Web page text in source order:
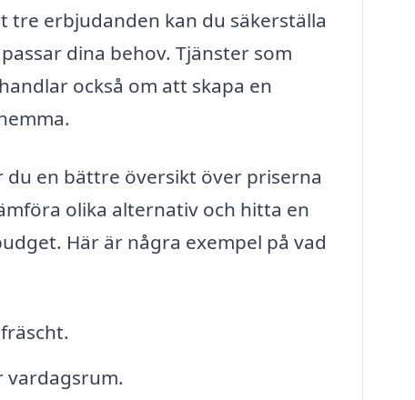
erbjudanden kan du säkerställa
dina behov. Tjänster som
också om att skapa en
en bättre översikt över priserna
olika alternativ och hitta en
Här är några exempel på vad
vardagsrum.